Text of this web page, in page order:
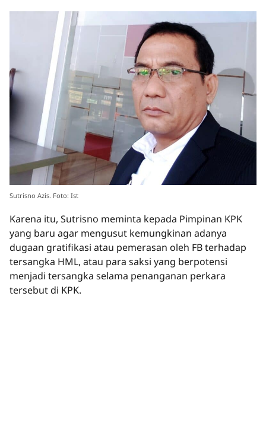
Sutrisno Azis. Foto: Ist
Karena itu, Sutrisno meminta kepada Pimpinan KPK
yang baru agar mengusut kemungkinan adanya
dugaan gratifikasi atau pemerasan oleh FB terhadap
tersangka HML, atau para saksi yang berpotensi
menjadi tersangka selama penanganan perkara
tersebut di KPK.